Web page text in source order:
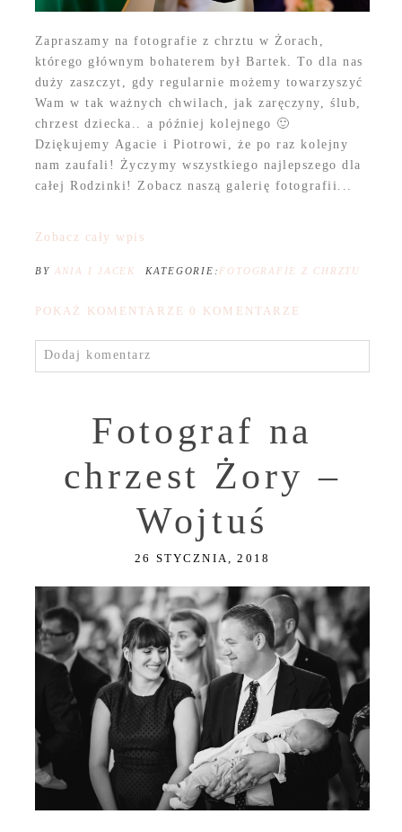
Zapraszamy na fotografie z chrztu w Żorach,
którego głównym bohaterem był Bartek. To dla nas
duży zaszczyt, gdy regularnie możemy towarzyszyć
Wam w tak ważnych chwilach, jak zaręczyny, ślub,
chrzest dziecka.. a później kolejnego 🙂
Dziękujemy Agacie i Piotrowi, że po raz kolejny
nam zaufali! Życzymy wszystkiego najlepszego dla
całej Rodzinki! Zobacz naszą galerię fotografii...
Zobacz cały wpis
BY ANIA I JACEK KATEGORIE: FOTOGRAFIE Z CHRZTU
POKAŻ KOMENTARZE 0 KOMENTARZE
Dodaj komentarz
Fotograf na
chrzest Żory –
Wojtuś
26 STYCZNIA, 2018